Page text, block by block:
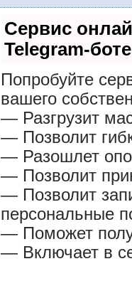
Сервис
Telegram-боте
Попробуйте
вашего
— Разгрузит
— Позволит
— Разошлет
— Позволит
— Позволит
персональные
— Поможет
— Включает в